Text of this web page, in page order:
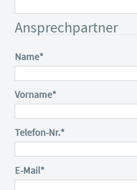
Ansprechpartner
Name*
Vorname*
Telefon-Nr.*
E-Mail*